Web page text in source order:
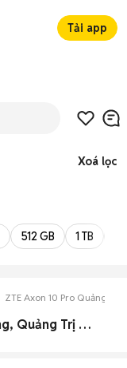
Tải app
Xoá lọc
512 GB 1 TB
ZTE Axon 10 Pro Quảng Trị
0 Zte Axon 10 Pro cũ Huyện Đa Krông, Quảng Trị đẹp